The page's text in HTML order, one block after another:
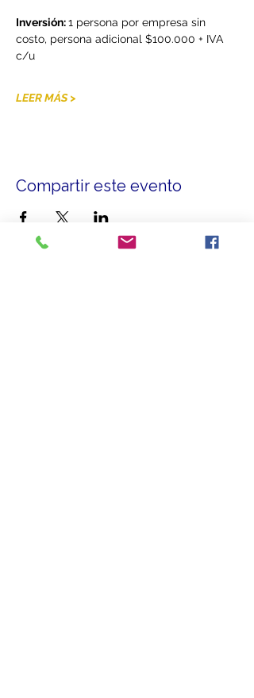
Inversión: 1 persona por empresa sin
costo, persona adicional $100.000 + IVA
c/u
LEER MÁS >
Compartir este evento